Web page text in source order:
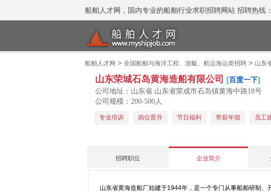
船舶人才网，国内专业的船舶行业求职招聘网站 招聘热线
船舶人才网 > 全国船舶与海洋工程、游艇、航运海运类招聘> 山东
山东荣城石岛黄海造船有限公司 [百度一下]
公司地址：山东省 山东省荣成市石岛镇黄海中路18号
公司规模：200-500人
专业培训 岗位晋升 节日福利 带薪年假
员工
招聘职位 企业简介
山东省黄海造船厂始建于1944年，是一个专门从事船舶研制